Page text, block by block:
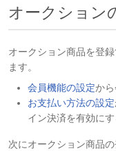
オークション
オークション商品を登
ます。
会員機能の設定か
お支払い方法の設定
イン決済を有効にす
次にオークション商品の